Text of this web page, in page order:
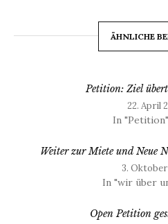
ÄHNLICHE
Petition: Ziel
22. April
In "Petition"
Weiter zur Miete und Neue
3. Oktober
In "wir über
Open Petition